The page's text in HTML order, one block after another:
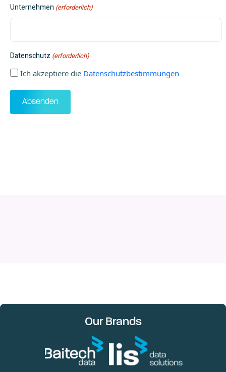
Unternehmen (erforderlich)
Datenschutz (erforderlich)
Ich akzeptiere die Datenschutzbestimmungen
Our Brands